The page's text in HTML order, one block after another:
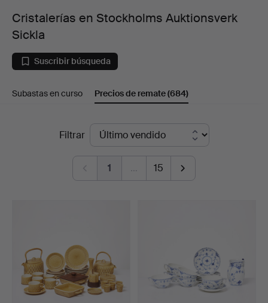
en
Stockholms
Auktionsverk
Cristalerías en Stockholms Auktionsverk
Sickla
Suscribir búsqueda
Subastas en curso Precios de remate(684)
Filtrar
1 … 15